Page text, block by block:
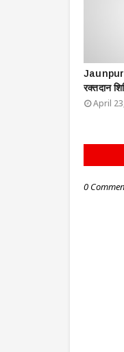
Jaunpur
रक्तदान
April
0